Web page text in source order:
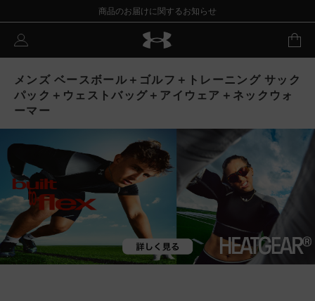
商品のお届けに関するお知らせ
メンズ ベースボール＋ゴルフ＋トレーニング サック
パック＋ウェストバッグ＋アイウェア＋ネックウォ
ーマー